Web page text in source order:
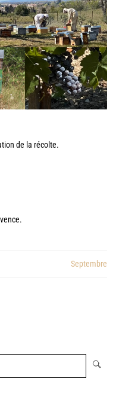
de la récolte.
Septembre